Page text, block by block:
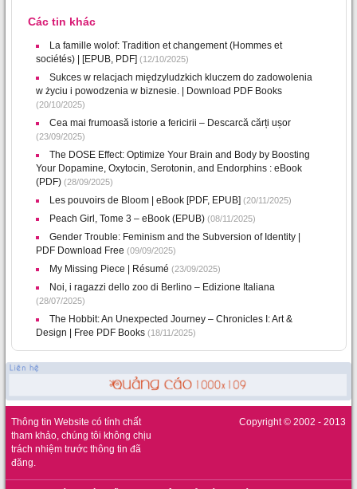
Các tin khác
La famille wolof: Tradition et changement (Hommes et
sociétés) | [EPUB, PDF] (12/10/2025)
Sukces w relacjach międzyludzkich kluczem do zadowolenia
w życiu i powodzenia w biznesie. | Download PDF Books
(20/10/2025)
Cea mai frumoasă istorie a fericirii – Descarcă cărți ușor
(23/09/2025)
The DOSE Effect: Optimize Your Brain and Body by Boosting
Your Dopamine, Oxytocin, Serotonin, and Endorphins : eBook
(PDF) (28/09/2025)
Les pouvoirs de Bloom | eBook [PDF, EPUB] (20/11/2025)
Peach Girl, Tome 3 – eBook (EPUB) (08/11/2025)
Gender Trouble: Feminism and the Subversion of Identity |
PDF Download Free (09/09/2025)
My Missing Piece | Résumé (23/09/2025)
Noi, i ragazzi dello zoo di Berlino – Edizione Italiana
(28/07/2025)
The Hobbit: An Unexpected Journey – Chronicles I: Art &
Design | Free PDF Books (18/11/2025)
Thông tin Website có tính chất
tham khảo, chúng tôi không chịu
trách nhiệm trước thông tin đã
đăng.
Copyright © 2002 - 2013